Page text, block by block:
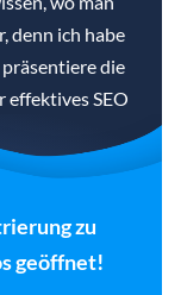
denn ich habe
präsentiere die
SEO
zu
geöffnet!